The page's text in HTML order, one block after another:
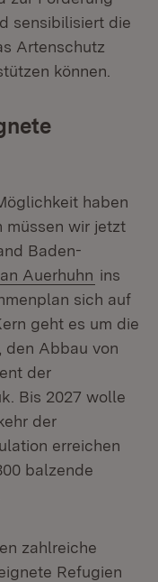
in neuem
sensibilisiert die
Artenschutz
können.
haben
müssen wir jetzt
Baden-
Auerhuhn (Öffnet
ins
sich auf
geht es um die
den Abbau von
der
Bis 2027 wolle
der
erreichen
balzende
zahlreiche
Refugien